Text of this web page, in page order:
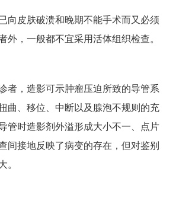
向皮肤破溃和晚期不能手术而又必须
外，一般都不宜采用活体组织检查。
者，造影可示肿瘤压迫所致的导管系
曲、移位、中断以及腺泡不规则的充
管时造影剂外溢形成大小不一、点片
间接地反映了病变的存在，但对鉴别